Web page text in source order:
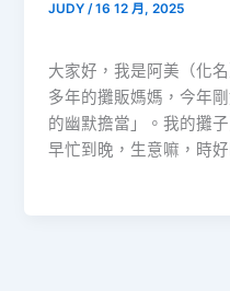
JUDY/16 12 月, 2025
大家好，我是阿美（化
多年的攤販媽媽，今年
的幽默擔當」。我的攤
早忙到晚，生意嘛，時